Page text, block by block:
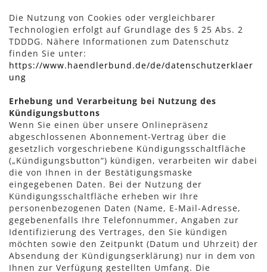
Die Nutzung von Cookies oder vergleichbarer
Technologien erfolgt auf Grundlage des § 25 Abs. 2
TDDDG. Nähere Informationen zum Datenschutz
finden Sie unter:
https://www.haendlerbund.de/de/datenschutzerklaer
ung
Erhebung und Verarbeitung bei Nutzung des
Kündigungsbuttons
Wenn Sie einen über unsere Onlinepräsenz
abgeschlossenen Abonnement-Vertrag über die
gesetzlich vorgeschriebene Kündigungsschaltfläche
(„Kündigungsbutton“) kündigen, verarbeiten wir dabei
die von Ihnen in der Bestätigungsmaske
eingegebenen Daten. Bei der Nutzung der
Kündigungsschaltfläche erheben wir Ihre
personenbezogenen Daten (Name, E-Mail-Adresse,
gegebenenfalls Ihre Telefonnummer, Angaben zur
Identifizierung des Vertrages, den Sie kündigen
möchten sowie den Zeitpunkt (Datum und Uhrzeit) der
Absendung der Kündigungserklärung) nur in dem von
Ihnen zur Verfügung gestellten Umfang. Die